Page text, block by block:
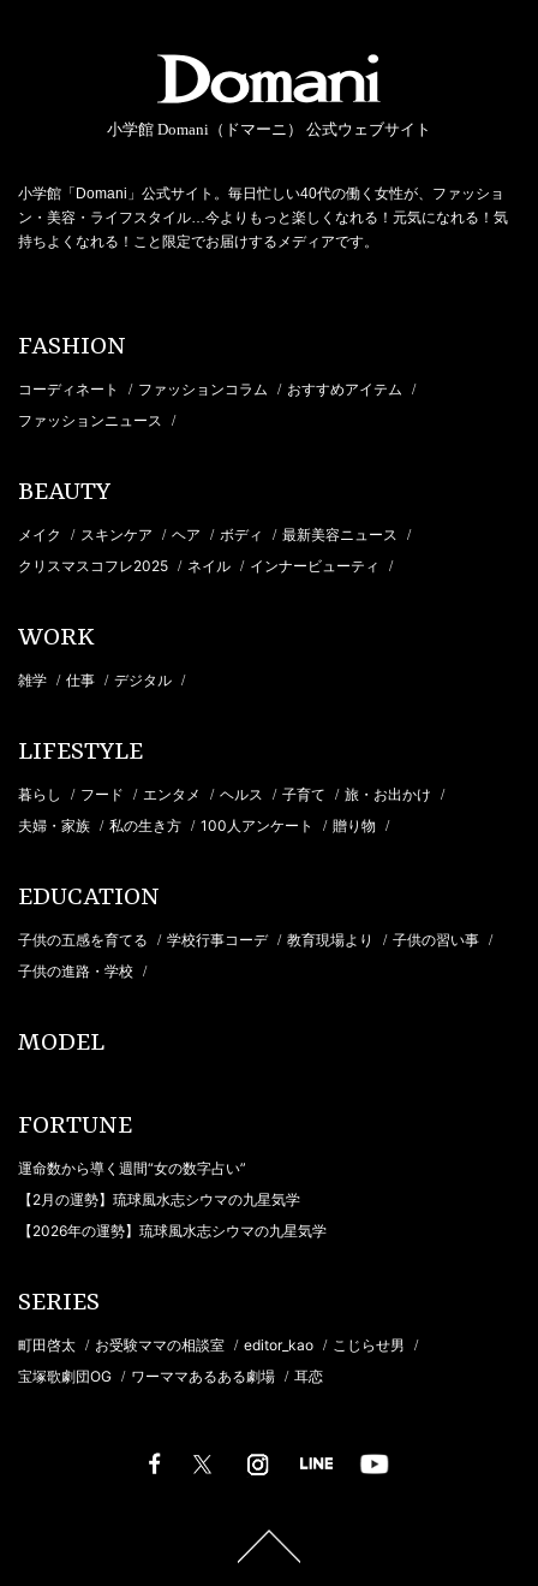
小学館 Domani（ドマーニ） 公式ウェブサイト
小学館「Domani」公式サイト。毎日忙しい40代の働く女性が、ファッショ
ン・美容・ライフスタイル…今よりもっと楽しくなれる！元気になれる！気
持ちよくなれる！こと限定でお届けするメディアです。
FASHION
コーディネート / ファッションコラム / おすすめアイテム /
ファッションニュース /
BEAUTY
メイク / スキンケア / ヘア / ボディ / 最新美容ニュース /
クリスマスコフレ2025 / ネイル / インナービューティ /
WORK
雑学 / 仕事 / デジタル /
LIFESTYLE
暮らし / フード / エンタメ / ヘルス / 子育て / 旅・お出かけ /
夫婦・家族 / 私の生き方 / 100人アンケート / 贈り物 /
EDUCATION
子供の五感を育てる / 学校行事コーデ / 教育現場より / 子供の習い事 /
子供の進路・学校 /
MODEL
FORTUNE
運命数から導く週間“女の数字占い”
【2月の運勢】琉球風水志シウマの九星気学
【2026年の運勢】琉球風水志シウマの九星気学
SERIES
町田啓太 / お受験ママの相談室 / editor_kao / こじらせ男 /
宝塚歌劇団OG / ワーママあるある劇場 / 耳恋